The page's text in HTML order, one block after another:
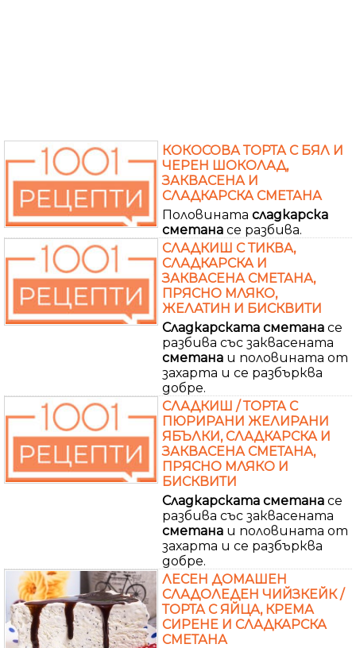
КОКОСОВА ТОРТА С БЯЛ И
ЧЕРЕН ШОКОЛАД,
ЗАКВАСЕНА И
СЛАДКАРСКА СМЕТАНА
Половината сладкарска
сметана се разбива.
СЛАДКИШ С ТИКВА,
СЛАДКАРСКА И
ЗАКВАСЕНА СМЕТАНА,
ПРЯСНО МЛЯКО,
ЖЕЛАТИН И БИСКВИТИ
Сладкарската сметана се
разбива със заквасената
сметана и половината от
захарта и се разбърква
добре.
СЛАДКИШ / ТОРТА С
ПЮРИРАНИ ЖЕЛИРАНИ
ЯБЪЛКИ, СЛАДКАРСКА И
ЗАКВАСЕНА СМЕТАНА,
ПРЯСНО МЛЯКО И
БИСКВИТИ
Сладкарската сметана се
разбива със заквасената
сметана и половината от
захарта и се разбърква
добре.
ЛЕСЕН ДОМАШЕН
СЛАДОЛЕДЕН ЧИЙЗКЕЙК /
ТОРТА С ЯЙЦА, КРЕМА
СИРЕНЕ И СЛАДКАРСКА
СМЕТАНА